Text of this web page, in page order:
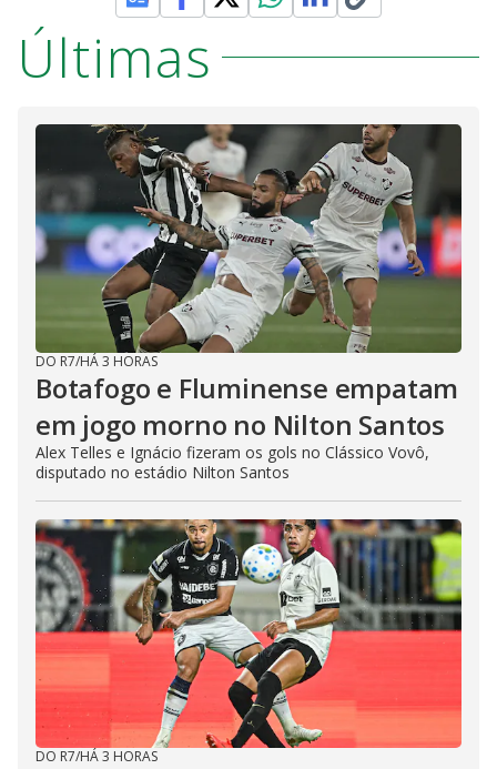
Últimas
DO R7/HÁ 3 HORAS
Botafogo e Fluminense empatam
em jogo morno no Nilton Santos
Alex Telles e Ignácio fizeram os gols no Clássico Vovô,
disputado no estádio Nilton Santos
DO R7/HÁ 3 HORAS